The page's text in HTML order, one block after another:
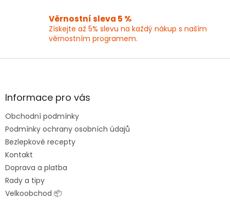
Věrnostní sleva 5 %
Získejte až 5% slevu na každý nákup s naším
věrnostním programem.
Z
aInformace pro vás
Obchodní podmínky
Podmínky ochrany osobních údajů
Bezlepkové recepty
Kontakt
Doprava a platba
Rady a tipy
Velkoobchod 📦